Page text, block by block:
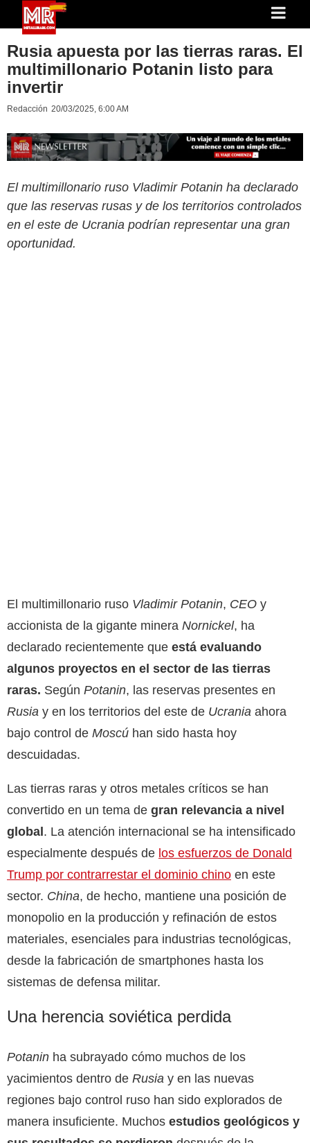
Rusia apuesta por las tierras raras. El
multimillonario Potanin listo para
invertir
Redacción 20/03/2025, 6:00 AM
El multimillonario ruso Vladimir Potanin ha declarado
que las reservas rusas y de los territorios controlados
en el este de Ucrania podrían representar una gran
oportunidad.
El multimillonario ruso Vladimir Potanin, CEO y
accionista de la gigante minera Nornickel, ha
declarado recientemente que está evaluando
algunos proyectos en el sector de las tierras
raras. Según Potanin, las reservas presentes en
Rusia y en los territorios del este de Ucrania ahora
bajo control de Moscú han sido hasta hoy
descuidadas.
Las tierras raras y otros metales críticos se han
convertido en un tema de gran relevancia a nivel
global. La atención internacional se ha intensificado
especialmente después de los esfuerzos de Donald
Trump por contrarrestar el dominio chino en este
sector. China, de hecho, mantiene una posición de
monopolio en la producción y refinación de estos
materiales, esenciales para industrias tecnológicas,
desde la fabricación de smartphones hasta los
sistemas de defensa militar.
Una herencia soviética perdida
Potanin ha subrayado cómo muchos de los
yacimientos dentro de Rusia y en las nuevas
regiones bajo control ruso han sido explorados de
manera insuficiente. Muchos estudios geológicos y